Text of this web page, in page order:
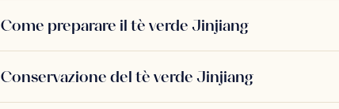
Come preparare il tè verde Jinjiang
Conservazione del tè verde Jinjiang